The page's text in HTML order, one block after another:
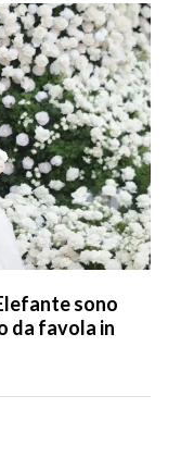
sono
da favola in